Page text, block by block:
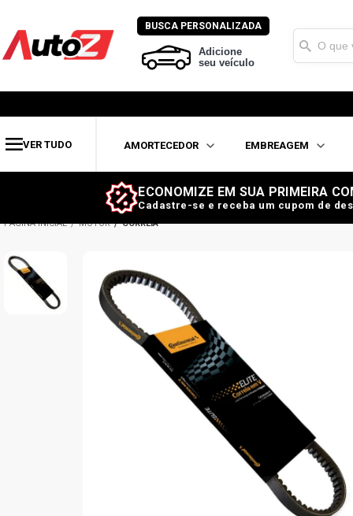
BUSCA PERSONALIZADA
Adicione
seu veículo
VER TUDO AMORTECEDOR EMBREAGEM
ECONOMIZE EM SUA PRIMEIRA
Cadastre-se e receba um cupom de
MOTOR CORREIA